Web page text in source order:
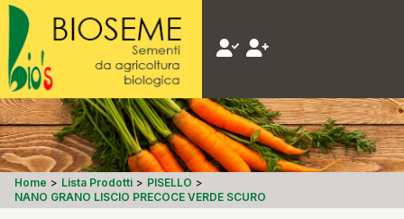
Home > Lista Prodotti > PISELLO >
NANO GRANO LISCIO PRECOCE VERDE SCURO